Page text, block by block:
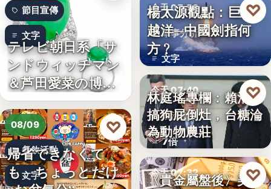
節目宣傳
文字
テレビ朝日系「サ
ンドウィッチマン
＆芦田愛菜の博士
ちゃん」…
08/09
餐飲活動
文字
帰省できなくて
も、ちょっとだけ
♡
今天 07:50
軍事分析
文字
楊太源觀點：巨浪
越洋─中國劍指何
方﹖
♡
今天 07:40
政治食安
7倍
林庭瑤專欄：賴清德
搞狗屁倒灶，台糖淪
為動物農莊
♡
今天 07:32
〈貴金屬盤後〉美7
♡